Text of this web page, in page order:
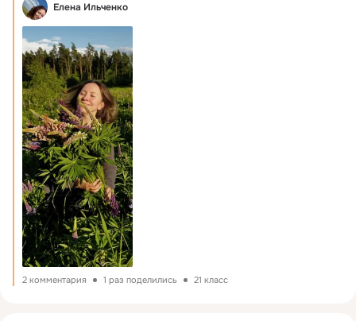
Елена Ильченко
2 комментария 1 раз поделились 21 класс